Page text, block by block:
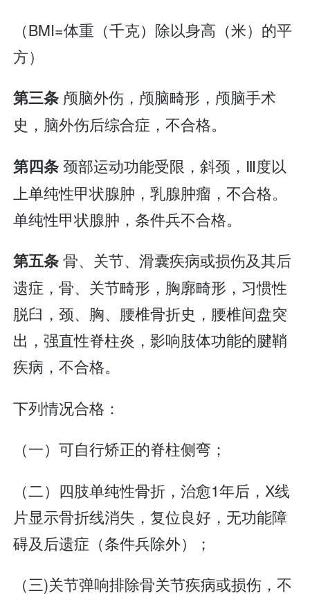
（BMI=体重（千克）除以身高（米）的平
方）
第三条 颅脑外伤，颅脑畸形，颅脑手术
史，脑外伤后综合症，不合格。
第四条颈部运动功能受限，斜颈，Ⅲ度以
上单纯性甲状腺肿，乳腺肿瘤，不合格。
单纯性甲状腺肿，条件兵不合格。
第五条骨、关节、滑囊疾病或损伤及其后
遗症，骨、关节畸形，胸廓畸形，习惯性
脱臼，颈、胸、腰椎骨折史，腰椎间盘突
出，强直性脊柱炎，影响肢体功能的腱鞘
疾病，不合格。
下列情况合格：
（一）可自行矫正的脊柱侧弯；
（二）四肢单纯性骨折，治愈1年后，X线
片显示骨折线消失，复位良好，无功能障
碍及后遗症（条件兵除外）；
（三)关节弹响排除骨关节疾病或损伤，不